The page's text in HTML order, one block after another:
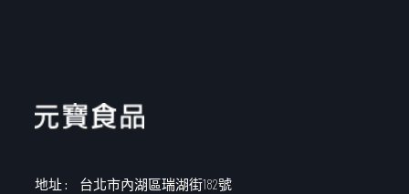
地址 :
台北市內湖區瑞湖街182號